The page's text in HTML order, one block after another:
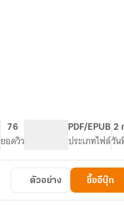
76
ยอดวิว
PDF/EPUB
ประเภทไฟล์
2
วัน
ตัวอย่าง ซื้ออีบุ๊ก